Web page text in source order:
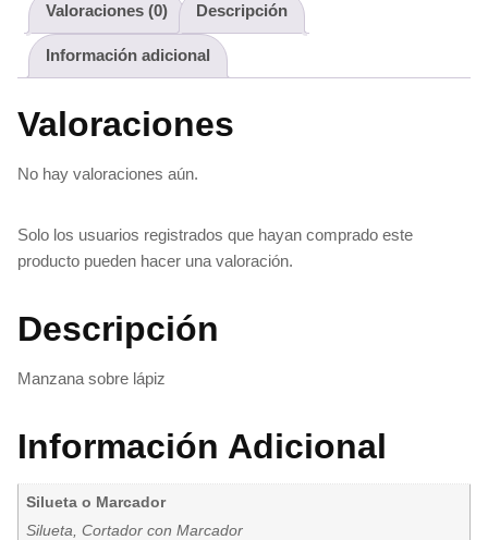
Valoraciones (0) Descripción
Información adicional
Valoraciones
No hay valoraciones aún.
Solo los usuarios registrados que hayan comprado este
producto pueden hacer una valoración.
Descripción
Manzana sobre lápiz
Información Adicional
Silueta o Marcador
Silueta, Cortador con Marcador